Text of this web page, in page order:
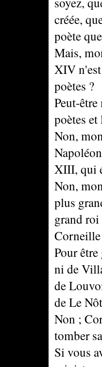
créée,
poète
Mais,
XIV
poètes ?
Peut-
poètes
Non,
XIII, qui
Non,
plus
grand
Corneille
Pour
ni de
de
de Le
Non ;
tomber
Si vous